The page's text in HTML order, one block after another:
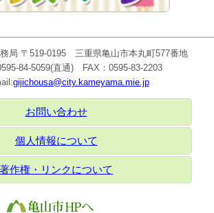
局 〒519-0195 三重県亀山市本丸町577番地
84-5059(直通) FAX：0595-83-2203
gijichousa@city.kameyama.mie.jp
お問い合わせ
個人情報について
著作権・リンクについて